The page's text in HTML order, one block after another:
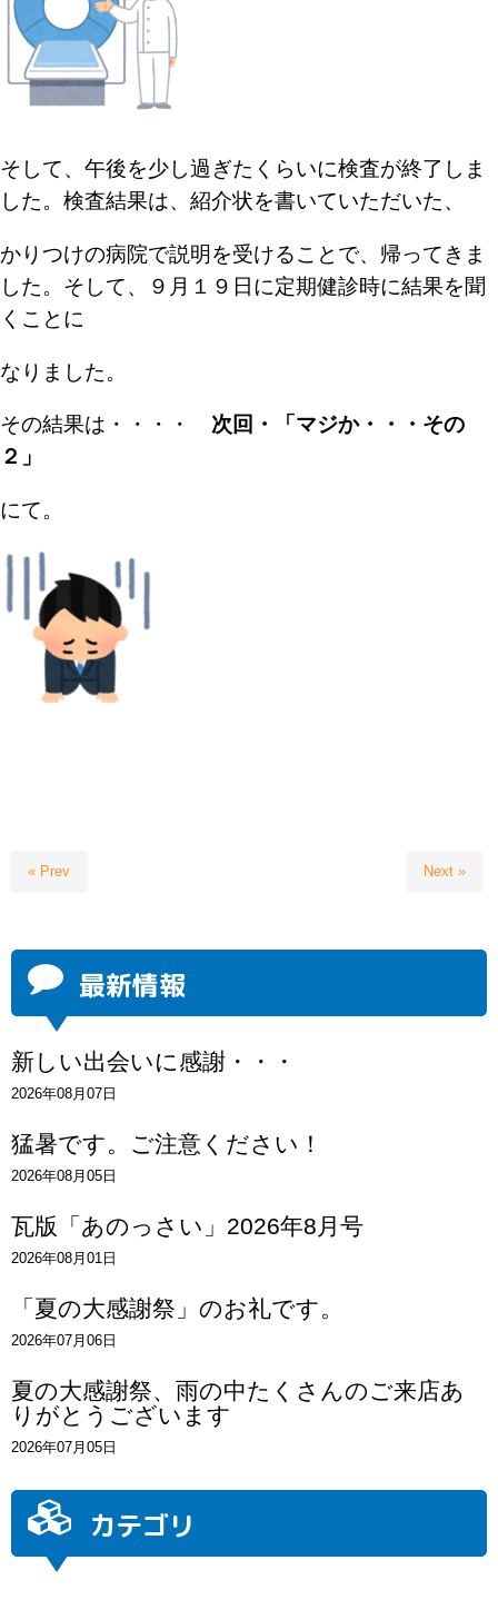
そして、午後を少し過ぎたくらいに検査が終了しま
した。 検査結果は、紹介状を書いていただいた、
かりつけの病院で説明を受けることで、帰ってきま
した。 そして、９月１９日に定期健診時に結果を聞
くことに
なりました。
その結果は・・・・ 次回・「マジか・・・その
２」
にて。
« Prev Next »
最新情報
新しい出会いに感謝・・・
2026年08月07日
猛暑です。ご注意ください！
2026年08月05日
瓦版「あのっさい」2026年8月号
2026年08月01日
「夏の大感謝祭」のお礼です。
2026年07月06日
夏の大感謝祭、雨の中たくさんのご来店あ
りがとうございます
2026年07月05日
カテゴリ